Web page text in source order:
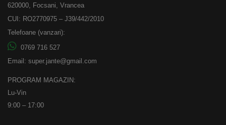
620000, Focsani, Vrancea
CUI: RO2770975 – J39/442/2010
Telefoane (vanzari):
0769 716 527
Email: super.jante@gmail.com
PROGRAM MAGAZIN:
Lu-Vin
9:00 – 17:00